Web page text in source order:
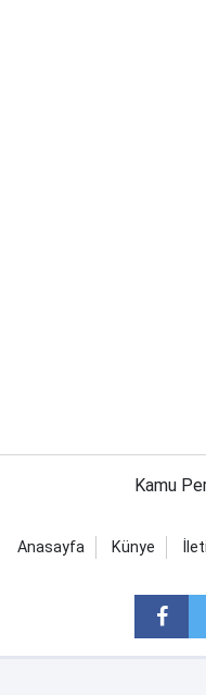
Kamu
Anasayfa Künye